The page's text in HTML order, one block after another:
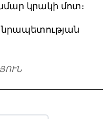
կրակի մոտ։